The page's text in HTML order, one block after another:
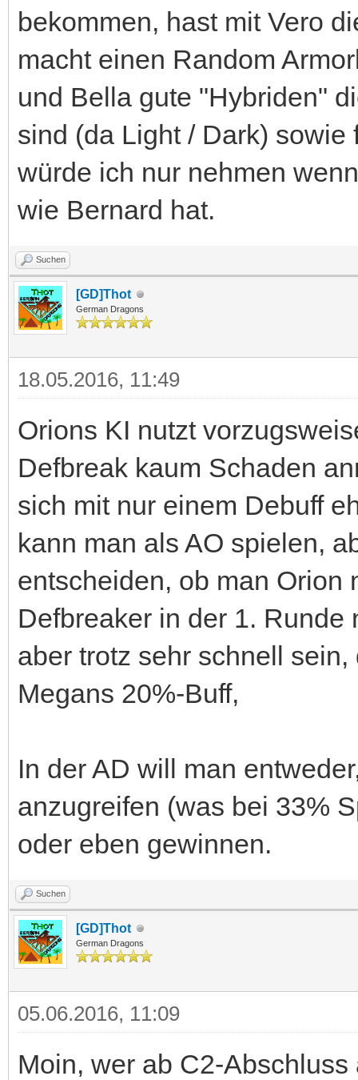
bekommen, hast mit Vero
macht einen Random
und Bella gute "Hybriden"
sind (da Light / Dark)
würde ich nur nehmen
wie Bernard hat.
Suchen
[GD]Thot
German Dragons
18.05.2016, 11:49
Orions KI nutzt
Defbreak kaum Schaden
sich mit nur einem Debuff
kann man als AO spielen,
entscheiden, ob man Orion
Defbreaker in der 1. Runde
aber trotz sehr schnell
Megans 20%-Buff,
In der AD will man
anzugreifen (was bei 33%
oder eben gewinnen.
Suchen
[GD]Thot
German Dragons
05.06.2016, 11:09
Moin, wer ab C2-